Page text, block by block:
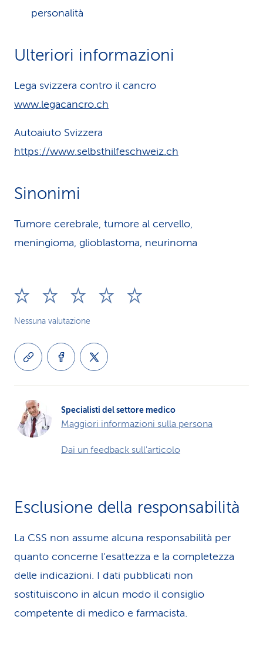
personalità
Ulteriori informazioni
Lega svizzera contro il cancro
www.legacancro.ch
Autoaiuto Svizzera
https://www.selbsthilfeschweiz.ch
Sinonimi
Tumore cerebrale, tumore al cervello,
meningioma, glioblastoma, neurinoma
Nessuna valutazione
Specialisti del settore medico
Maggiori informazioni sulla persona
Dai un feedback sull'articolo
Esclusione della responsabilità
La CSS non assume alcuna re­spons­abilità per
quanto concerne l'esattezza e la completezza
delle indicazioni. I dati pubblicati non
sostituiscono in alcun modo il consiglio
competente di medico e farmacista.